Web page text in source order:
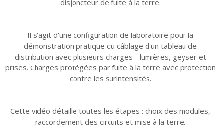
disjoncteur de fuite à la terre.
Il s'agit d'une configuration de laboratoire pour la
démonstration pratique du câblage d'un tableau de
distribution avec plusieurs charges - lumières, geyser et
prises. Charges protégées par fuite à la terre avec protection
contre les surintensités.
Cette vidéo détaille toutes les étapes : choix des modules,
raccordement des circuits et mise à la terre.